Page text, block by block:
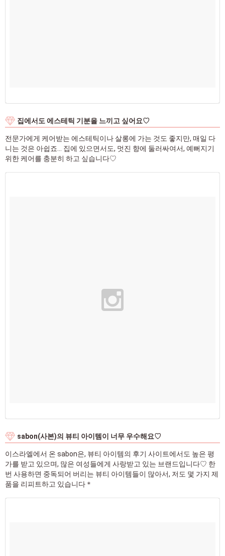
집에서도 에스테틱 기분을 느끼고 싶어요♡
전문가에게 케어받는 에스테틱이나 살롱에 가는 것도 좋지만, 매일 다
니는 것은 아쉽죠… 집에 있으면서도, 멋진 향에 둘러싸여서, 예뻐지기
위한 케어를 충분히 하고 싶습니다♡
sabon(사본)의 뷰티 아이템이 너무 우수해요♡
이스라엘에서 온 sabon은, 뷰티 아이템의 후기 사이트에서도 높은 평
가를 받고 있으며, 많은 여성들에게 사랑받고 있는 브랜드입니다♡ 한
번 사용하면 중독되어 버리는 뷰티 아이템들이 많아서, 저도 몇 가지 제
품을 리피트하고 있습니다＊